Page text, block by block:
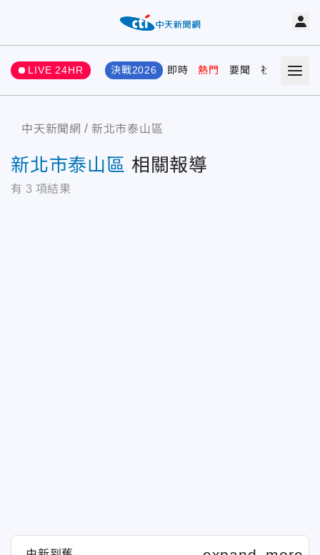
LIVE 24HR 決戰2026 即時 熱門 要聞 社會 娛樂
中天新聞網 新北市泰山區
新北市泰山區 相關報導
有 3 項結果